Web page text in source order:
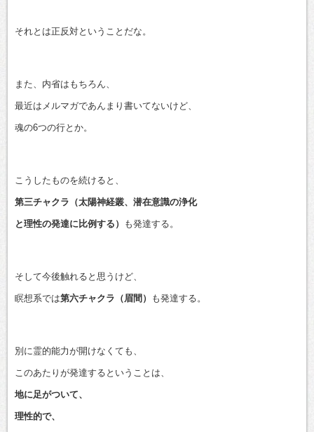
それとは正反対ということだな。
また、内省はもちろん、
最近はメルマガであんまり書いてないけど、
魂の6つの行とか。
こうしたものを続けると、
第三チャクラ（太陽神経叢、潜在意識の浄化
と理性の発達に比例する） も発達する。
そして今後触れると思うけど、
瞑想系では第六チャクラ（眉間） も発達する。
別に霊的能力が開けなくても、
このあたりが発達するということは、
地に足がついて、
理性的で、